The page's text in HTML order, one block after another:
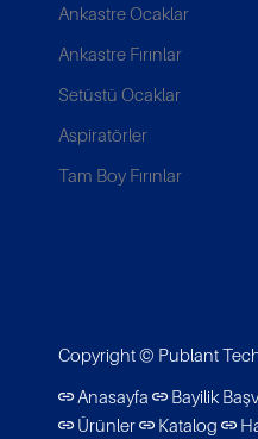
Ankastre Ocaklar
Ankastre Fırınlar
Setüstü Ocaklar
Aspiratörler
Tam Boy Fırınlar
Copyright © Publant
Anasayfa
Bayilik
Ürünler
Katalog